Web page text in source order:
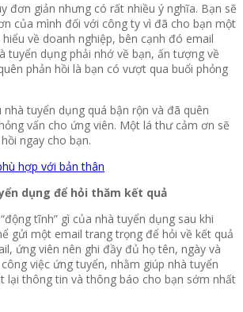
đơn giản nhưng có rất nhiều ý nghĩa. Bạn sẽ
của mình đối với công ty vì đã cho bạn một
về doanh nghiệp, bên cạnh đó email
tuyển dụng phải nhớ về bạn, ấn tượng về
phản hồi là bạn có vượt qua buổi phỏng
tuyển dụng quá bận rộn và đã quên
vấn cho ứng viên. Một lá thư cảm ơn sẽ
ngay cho bạn.
hợp với bản thân
dụng để hỏi thăm kết quả
tĩnh” gì của nhà tuyển dụng sau khi
gửi một email trang trọng để hỏi về kết quả
ứng viên nên ghi đầy đủ họ tên, ngày và
việc ứng tuyển, nhằm giúp nhà tuyển
lại thông tin và thông báo cho bạn sớm nhất